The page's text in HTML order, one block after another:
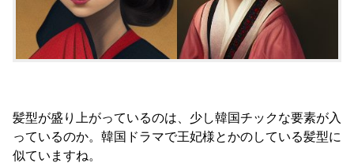
髪型が盛り上がっているのは、少し韓国チックな要素が入
っているのか。韓国ドラマで王妃様とかのしている髪型に
似ていますね。